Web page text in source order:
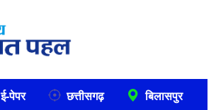
ई-पेपर छत्तीसगढ़ बिलासपुर